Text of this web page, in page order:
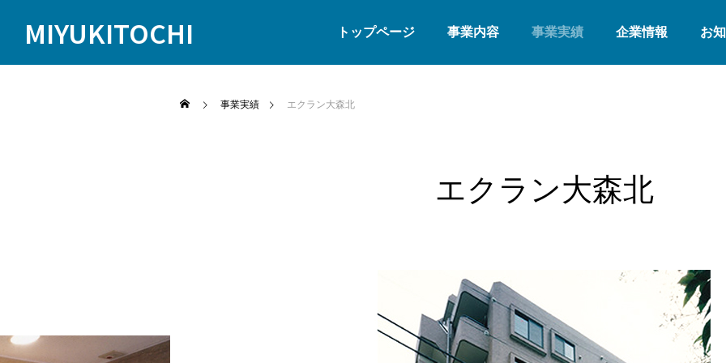
MIYUKITOCHI トップページ 事業内容 事業実績 企業情報 お
事業実績 エクラン大森北
エクラン大森北